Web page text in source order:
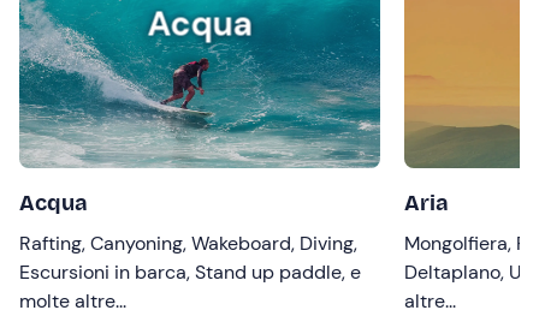
Acqua
Acqua
Rafting, Canyoning, Wakeboard, Diving,
Escursioni in barca, Stand up paddle, e
molte altre...
Aria
Mongolfiera,
Deltaplano,
altre...